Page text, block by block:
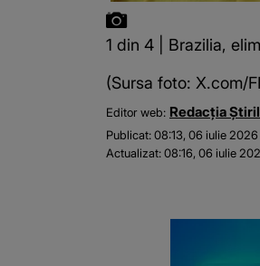
1 din 4 | Brazilia,
(Sursa foto: X.com/
Editor web: Redacția
Publicat:08:13, 06 iulie 2026
Actualizat:08:16, 06 iulie